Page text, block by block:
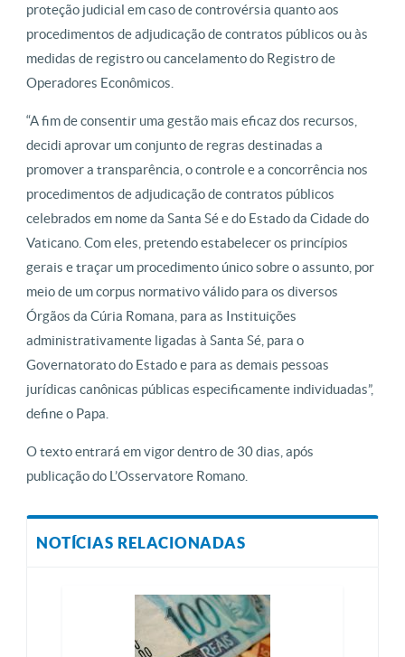
proteção judicial em caso de controvérsia quanto aos
procedimentos de adjudicação de contratos públicos ou às
medidas de registro ou cancelamento do Registro de
Operadores Econômicos.
“A fim de consentir uma gestão mais eficaz dos recursos,
decidi aprovar um conjunto de regras destinadas a
promover a transparência, o controle e a concorrência nos
procedimentos de adjudicação de contratos públicos
celebrados em nome da Santa Sé e do Estado da Cidade do
Vaticano. Com eles, pretendo estabelecer os princípios
gerais e traçar um procedimento único sobre o assunto, por
meio de um corpus normativo válido para os diversos
Órgãos da Cúria Romana, para as Instituições
administrativamente ligadas à Santa Sé, para o
Governatorato do Estado e para as demais pessoas
jurídicas canônicas públicas especificamente individuadas”,
define o Papa.
O texto entrará em vigor dentro de 30 dias, após
publicação do L’Osservatore Romano.
NOTÍCIAS RELACIONADAS